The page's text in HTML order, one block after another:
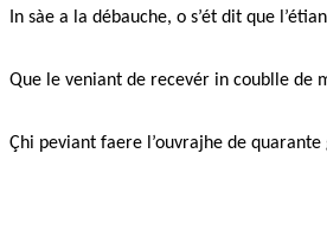
In sàe a la débauche, o s’ét dit que
Que le veniant de recevér in coublle de
Çhi peviant faere l’ouvrajhe de quarante